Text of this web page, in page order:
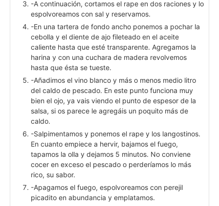
-A continuación, cortamos el rape en dos raciones y lo
espolvoreamos con sal y reservamos.
-En una tartera de fondo ancho ponemos a pochar la
cebolla y el diente de ajo fileteado en el aceite
caliente hasta que esté transparente. Agregamos la
harina y con una cuchara de madera revolvemos
hasta que ésta se tueste.
-Añadimos el vino blanco y más o menos medio litro
del caldo de pescado. En este punto funciona muy
bien el ojo, ya vais viendo el punto de espesor de la
salsa, si os parece le agregáis un poquito más de
caldo.
-Salpimentamos y ponemos el rape y los langostinos.
En cuanto empiece a hervir, bajamos el fuego,
tapamos la olla y dejamos 5 minutos. No conviene
cocer en exceso el pescado o perderíamos lo más
rico, su sabor.
-Apagamos el fuego, espolvoreamos con perejil
picadito en abundancia y emplatamos.